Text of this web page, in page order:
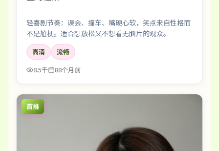
轻喜剧节奏：误会、撞车、嘴硬心软，笑点来自性格而
不是尬梗。适合想放松又不想看无脑片的观众。
高清
流畅
8.5千
88个月前
首推